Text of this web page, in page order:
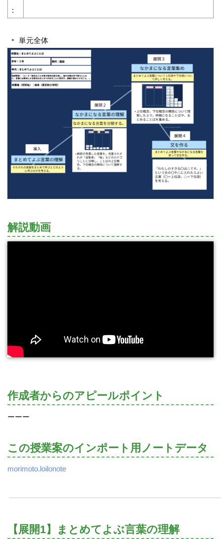
:
単元全体
解説動画
作成者からのアピールポイント
ーーー
この授業案のインポート用ノートデータ
morimoto.loilonote
【展開1】まとめてよぶ言葉の理解